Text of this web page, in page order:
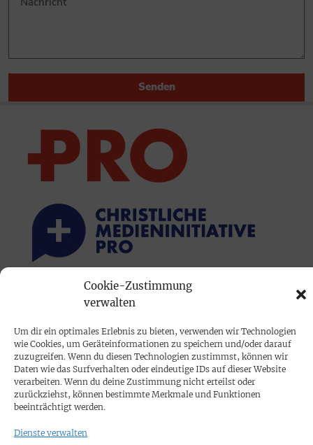
Cookie-Zustimmung
verwalten
Um dir ein optimales Erlebnis zu bieten, verwenden wir Technologien
wie Cookies, um Geräteinformationen zu speichern und/oder darauf
zuzugreifen. Wenn du diesen Technologien zustimmst, können wir
Daten wie das Surfverhalten oder eindeutige IDs auf dieser Website
verarbeiten. Wenn du deine Zustimmung nicht erteilst oder
zurückziehst, können bestimmte Merkmale und Funktionen
beeinträchtigt werden.
Dienste verwalten
Senden
PRINTAUSGABE
PROKOMPAKT
Impressum